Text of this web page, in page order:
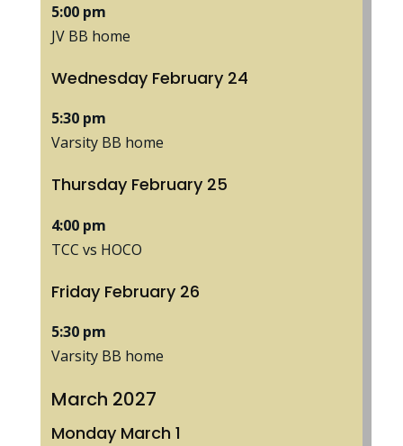
5:00 pm
JV BB home
Wednesday February 24
5:30 pm
Varsity BB home
Thursday February 25
4:00 pm
TCC vs HOCO
Friday February 26
5:30 pm
Varsity BB home
March 2027
Monday March 1